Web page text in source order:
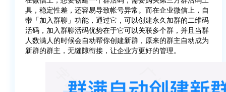
具，稳定性差，还容易导致帐号异常。而在企业微信上，自
带「加入群聊」功能，通过它，可以创建永久加群的二维码
活码，加入群聊活码优势在于它可以关联多个群，并且当群
人数满人的时候会自动帮你创建新群，原来的群主自动成为
新群的群主，无缝隙衔接，让企业方更好的管理。